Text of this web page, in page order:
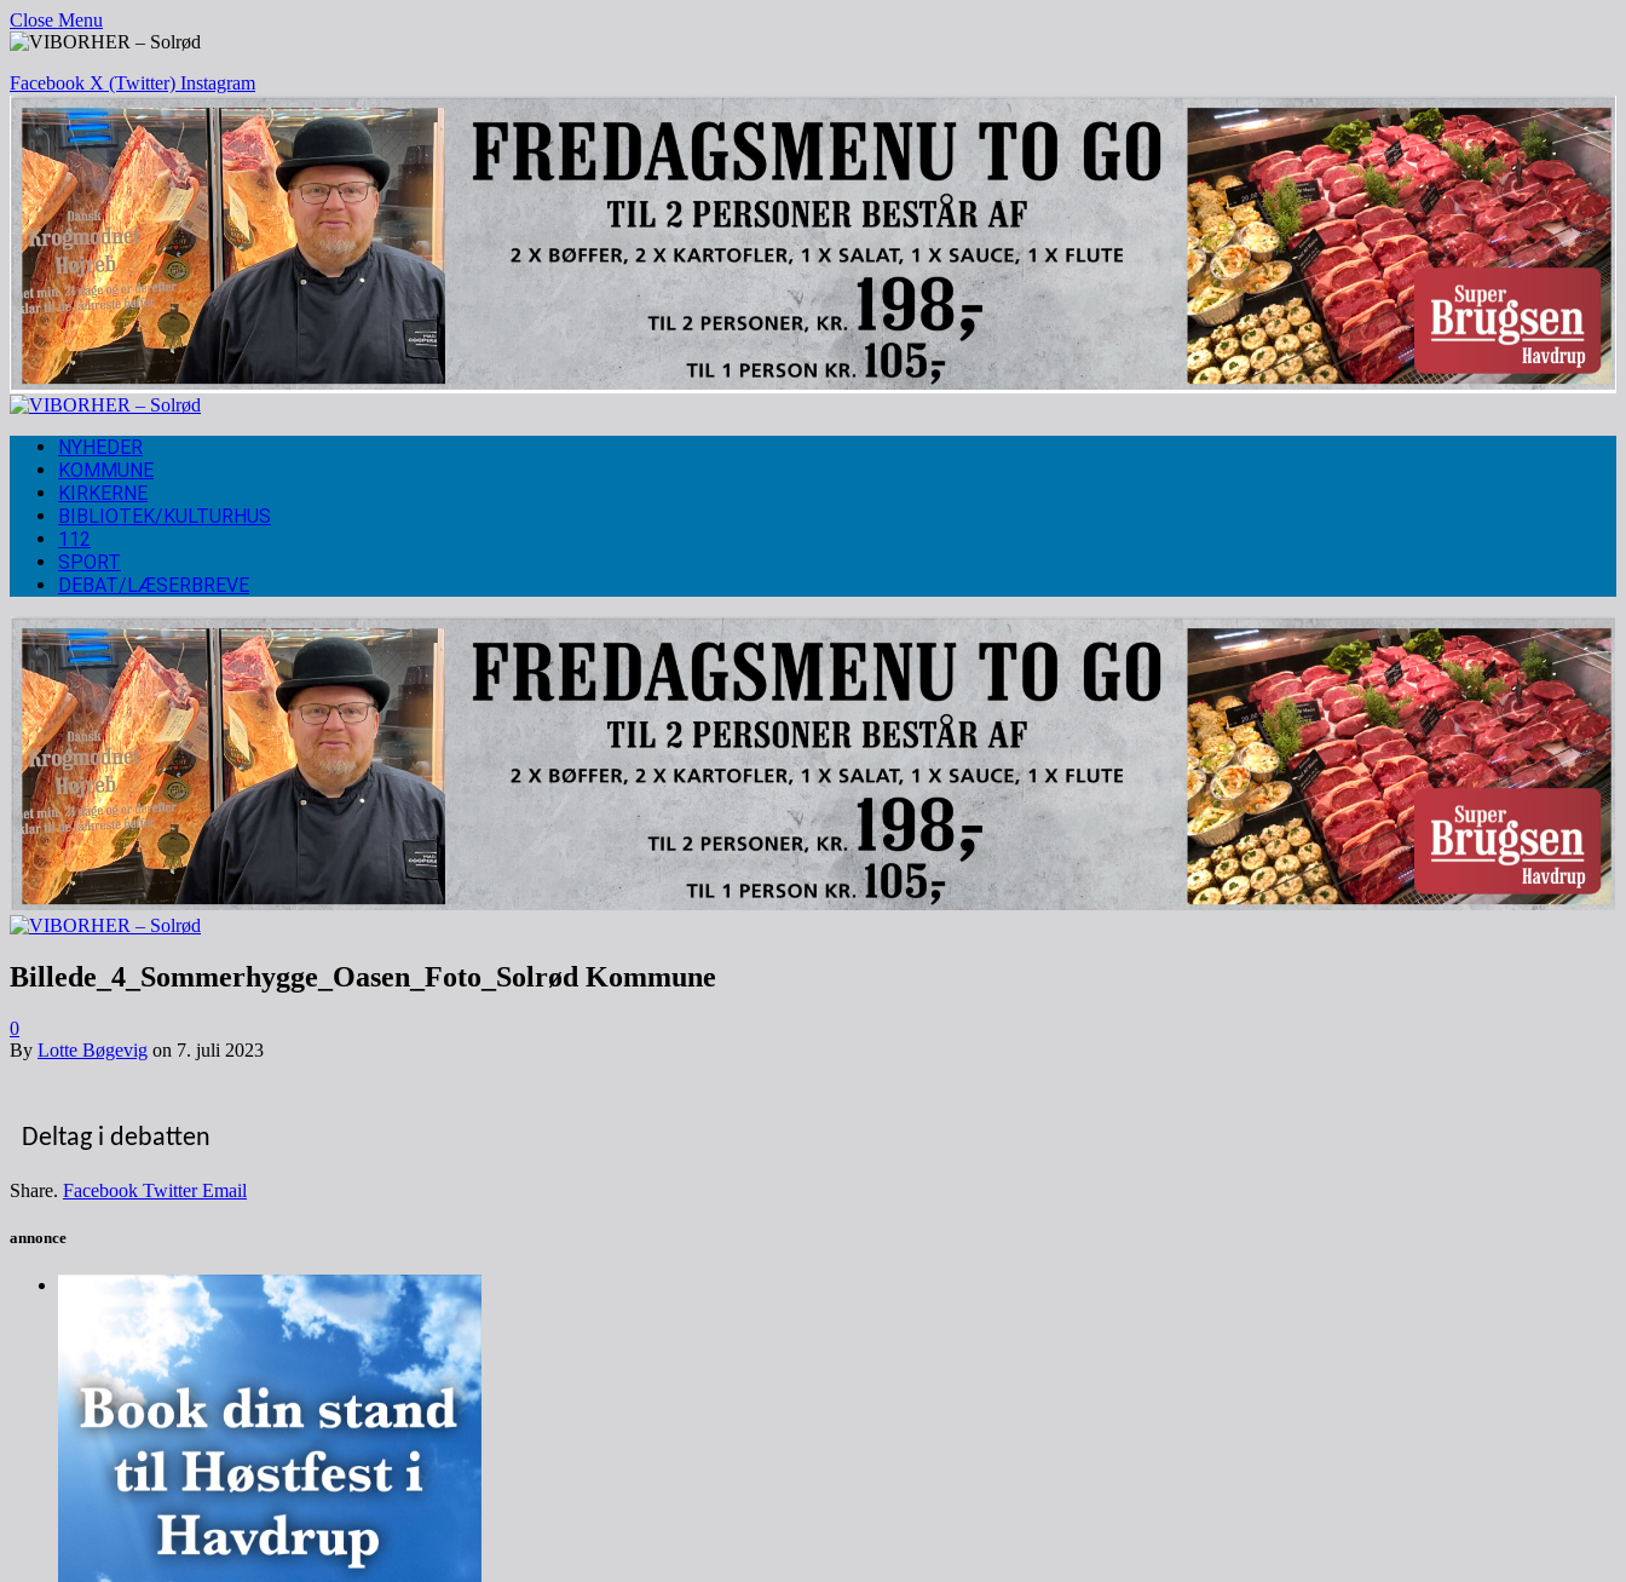
Close Menu
Facebook X (Twitter) Instagram
NYHEDER
KOMMUNE
KIRKERNE
BIBLIOTEK/KULTURHUS
112
SPORT
DEBAT/LÆSERBREVE
Billede_4_Sommerhygge_Oasen_Foto_Solrød Kommune
0
By Lotte Bøgevig on 7. juli 2023
Deltag i debatten
Share. Facebook Twitter Email
annonce